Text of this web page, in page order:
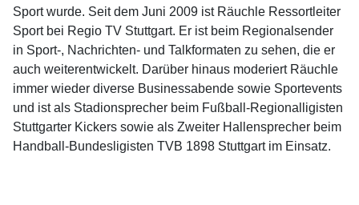
Sport wurde. Seit dem Juni 2009 ist Räuchle Ressortleiter
Sport bei Regio TV Stuttgart. Er ist beim Regionalsender
in Sport-, Nachrichten- und Talkformaten zu sehen, die er
auch weiterentwickelt. Darüber hinaus moderiert Räuchle
immer wieder diverse Businessabende sowie Sportevents
und ist als Stadionsprecher beim Fußball-Regionalligisten
Stuttgarter Kickers sowie als Zweiter Hallensprecher beim
Handball-Bundesligisten TVB 1898 Stuttgart im Einsatz.